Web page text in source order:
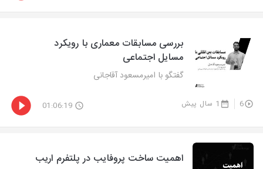
بررسی مسابقات معماری با رویکرد
مسایل اجتماعی
گفتگو با امیرمسعود آقاجانی
6 1 سال پیش 01:06:19
اهمیت ساخت پروفایب در پلتفرم اریب